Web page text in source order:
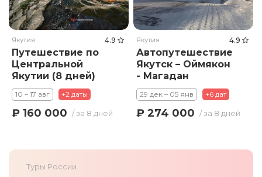
Якутия 4.9
Путешествие по
Центральной
Якутии (8 дней)
10 – 17 авг +2 даты
₽ 160 000 / за 8 дней
Якутия 4.9
Автопутешествие
Якутск – Оймякон
- Магадан
29 дек – 05 янв +6 дат
₽ 274 000 / за 8 дней
Туры России